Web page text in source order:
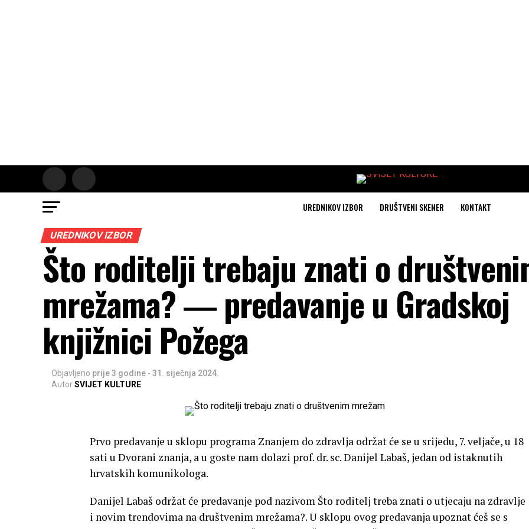
UREDNIKOV IZBOR DRUŠTVENI SKENER KONTAKT
UREDNIKOV IZBOR
Što roditelji trebaju znati o
mrežama? ― predavanje u Gradskoj
knjižnici Požega
Objavljeno prije 3 godine - 31. siječnja 2024.
AutorSVIJET KULTURE
Prvo predavanje u sklopu programa Znanjem do zdravlja održat će se u srijedu, 7. veljače, u 18
sati u Dvorani znanja, a u goste nam dolazi prof. dr. sc. Danijel Labaš, jedan od istaknutih
hrvatskih komunikologa.
Danijel Labaš održat će predavanje pod nazivom Što roditelj treba znati o utjecaju na zdravlje
i novim trendovima na društvenim mrežama?. U sklopu ovog predavanja upoznat ćeš se s